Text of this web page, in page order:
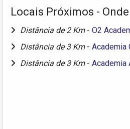
Locais Próximos -
Distância de 2 Km - O2
Distância de 3 Km - Academia
Distância de 3 Km - Academia